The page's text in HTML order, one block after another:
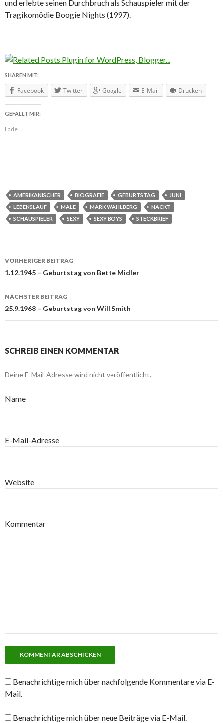
und erlebte seinen Durchbruch als Schauspieler mit der
Tragikomödie Boogie Nights (1997).
SHAREN MIT:
Facebook Twitter Google E-Mail Drucken
GEFÄLLT MIR:
Lade...
AMERIKANISCHER BIOGRAFIE GEBURTSTAG
JUNI
LEBENSLAUF
MALE MARK WAHLBERG
NACKT
SCHAUSPIELER
SEXY SEXY BOYS STECKBRIEF
Beitragsnavigation
VORHERIGER BEITRAG
1.12.1945 – Geburtstag von Bette Midler
NÄCHSTER BEITRAG
25.9.1968 – Geburtstag von Will Smith
SCHREIB EINEN KOMMENTAR
Deine E-Mail-Adresse wird nicht veröffentlicht.
Name
E-Mail-Adresse
Website
Kommentar
Benachrichtige mich über nachfolgende Kommentare via E-
Mail.
Benachrichtige mich über neue Beiträge via E-Mail.